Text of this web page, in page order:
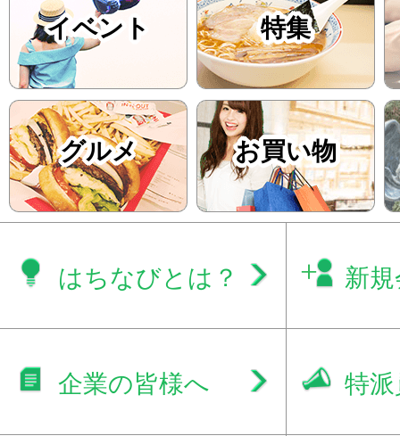
イベント 特集
グルメ お買い物
はちなびとは？ 新
企業の皆様へ 特